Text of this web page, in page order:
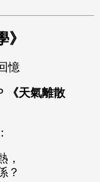
憶
《天氣離散
，
？